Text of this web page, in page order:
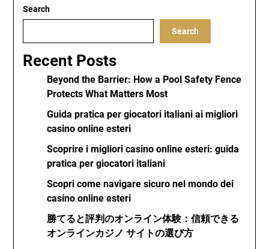
Search
Search
Recent Posts
Beyond the Barrier: How a Pool Safety Fence
Protects What Matters Most
Guida pratica per giocatori italiani ai migliori
casino online esteri
Scoprire i migliori casino online esteri: guida
pratica per giocatori italiani
Scopri come navigare sicuro nel mondo dei
casino online esteri
勝てると評判のオンライン体験：信頼できる
オンラインカジノ サイトの選び方